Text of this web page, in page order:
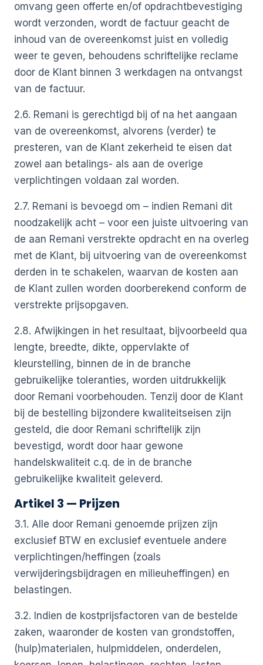
omvang geen offerte en/of opdrachtbevestiging
wordt verzonden, wordt de factuur geacht de
inhoud van de overeenkomst juist en volledig
weer te geven, behoudens schriftelijke reclame
door de Klant binnen 3 werkdagen na ontvangst
van de factuur.
2.6. Remani is gerechtigd bij of na het aangaan
van de overeenkomst, alvorens (verder) te
presteren, van de Klant zekerheid te eisen dat
zowel aan betalings- als aan de overige
verplichtingen voldaan zal worden.
2.7. Remani is bevoegd om – indien Remani dit
noodzakelijk acht – voor een juiste uitvoering van
de aan Remani verstrekte opdracht en na overleg
met de Klant, bij uitvoering van de overeenkomst
derden in te schakelen, waarvan de kosten aan
de Klant zullen worden doorberekend conform de
verstrekte prijsopgaven.
2.8. Afwijkingen in het resultaat, bijvoorbeeld qua
lengte, breedte, dikte, oppervlakte of
kleurstelling, binnen de in de branche
gebruikelijke toleranties, worden uitdrukkelijk
door Remani voorbehouden. Tenzij door de Klant
bij de bestelling bijzondere kwaliteitseisen zijn
gesteld, die door Remani schriftelijk zijn
bevestigd, wordt door haar gewone
handelskwaliteit c.q. de in de branche
gebruikelijke kwaliteit geleverd.
Artikel 3 — Prijzen
3.1. Alle door Remani genoemde prijzen zijn
exclusief BTW en exclusief eventuele andere
verplichtingen/heffingen (zoals
verwijderingsbijdragen en milieuheffingen) en
belastingen.
3.2. Indien de kostprijsfactoren van de bestelde
zaken, waaronder de kosten van grondstoffen,
(hulp)materialen, hulpmiddelen, onderdelen,